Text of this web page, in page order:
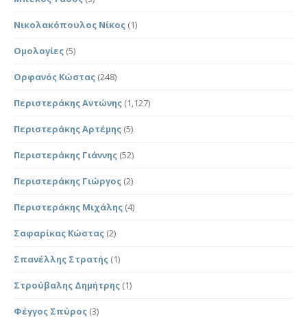
Νικολακόπουλος Νίκος (1)
Ομολογίες (5)
Ορφανός Κώστας (248)
Περιστεράκης Αντώνης (1,127)
Περιστεράκης Αρτέμης (5)
Περιστεράκης Γιάννης (52)
Περιστεράκης Γιώργος (2)
Περιστεράκης Μιχάλης (4)
Σαφαρίκας Κώστας (2)
Σπανέλλης Στρατής (1)
Στρούβαλης Δημήτρης (1)
Φέγγος Σπύρος (3)